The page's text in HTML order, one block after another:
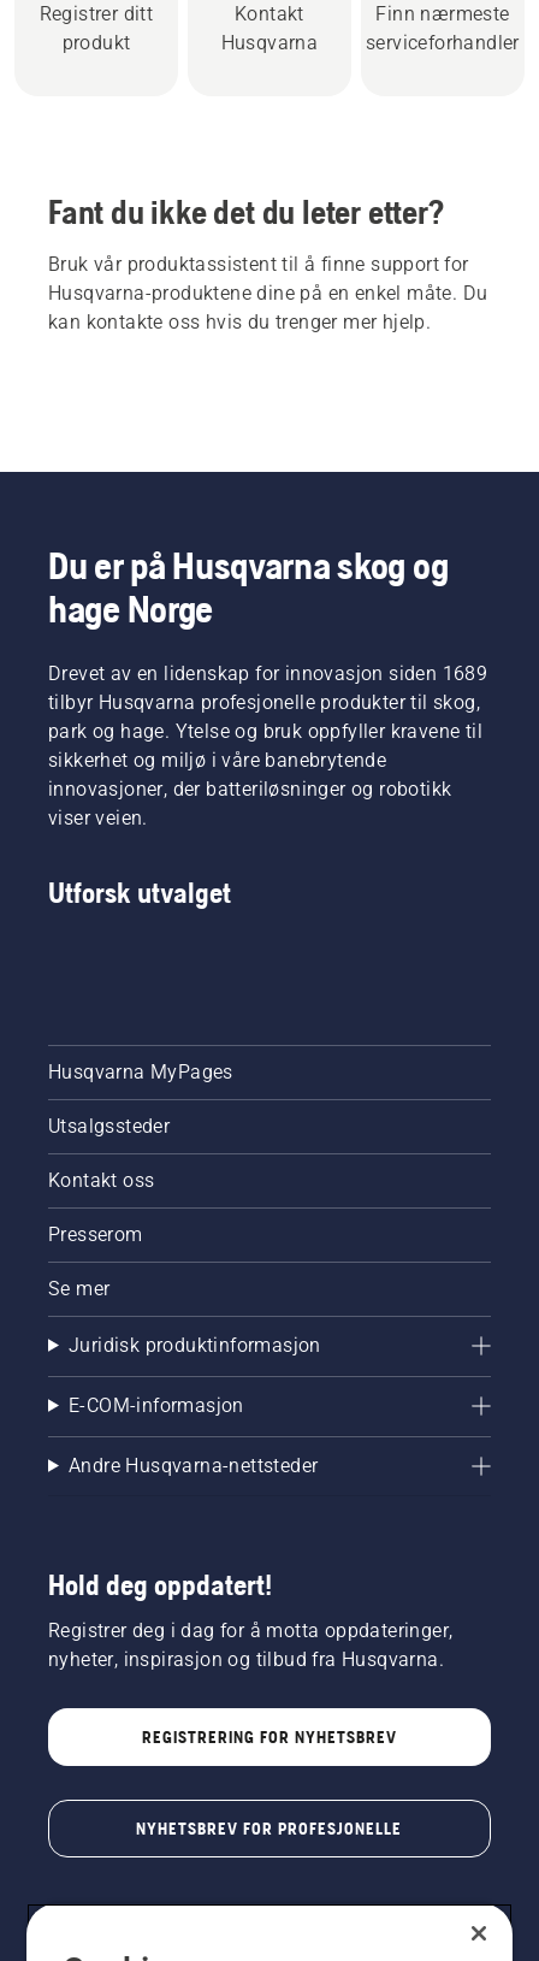
Registrer ditt
produkt
Kontakt
Husqvarna
Finn nærmeste
serviceforhandler
Fant du ikke det du leter etter?
Bruk vår produktassistent til å finne support for
Husqvarna-produktene dine på en enkel måte. Du
kan kontakte oss hvis du trenger mer hjelp.
Du er på Husqvarna skog og
hage Norge
Drevet av en lidenskap for innovasjon siden 1689
tilbyr Husqvarna profesjonelle produkter til skog,
park og hage. Ytelse og bruk oppfyller kravene til
sikkerhet og miljø i våre banebrytende
innovasjoner, der batteriløsninger og robotikk
viser veien.
Utforsk utvalget
Husqvarna MyPages
Utsalgssteder
Kontakt oss
Presserom
Se mer
Juridisk produktinformasjon
E-COM-informasjon
Andre Husqvarna-nettsteder
Hold deg oppdatert!
Registrer deg i dag for å motta oppdateringer,
nyheter, inspirasjon og tilbud fra Husqvarna.
REGISTRERING FOR NYHETSBREV
NYHETSBREV FOR PROFESJONELLE